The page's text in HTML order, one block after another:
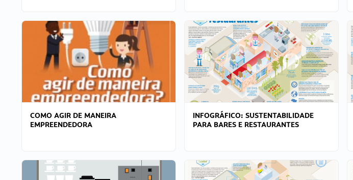
COMO AGIR DE MANEIRA
EMPREENDEDORA
INFOGRÁFICO: SUSTENTABILIDADE
PARA BARES E RESTAURANTES